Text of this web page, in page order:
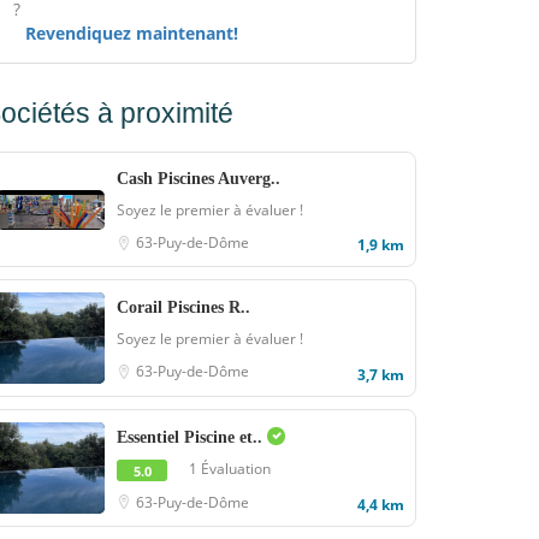
?
Revendiquez maintenant!
à proximité
Cash Piscines Auverg..
Soyez le premier à évaluer !
63-Puy-de-Dôme
1,9 km
Corail Piscines R..
Soyez le premier à évaluer !
63-Puy-de-Dôme
3,7 km
Essentiel Piscine et..
5.0
1 Évaluation
63-Puy-de-Dôme
4,4 km